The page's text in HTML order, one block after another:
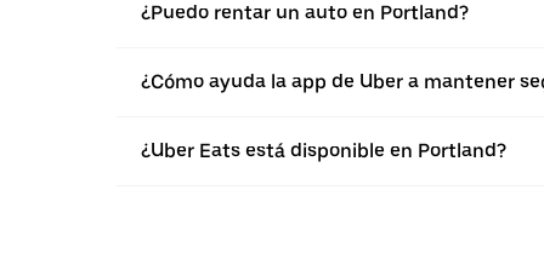
¿Puedo rentar un auto en Portland?
¿Cómo ayuda la app de Uber a mantener
¿Uber Eats está disponible en Portland?